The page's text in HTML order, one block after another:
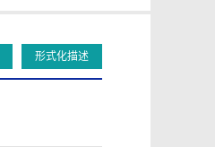
形式化描述